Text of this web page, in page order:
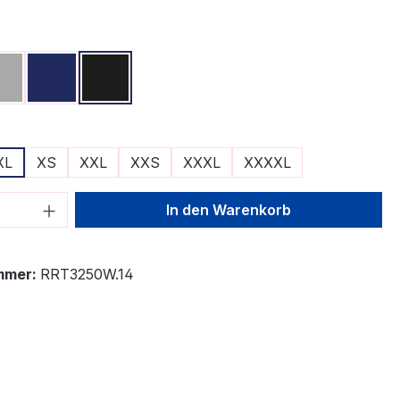
XS XXL XXS XXXL XXXXL
Anzahl: Gib den gewünschten Wert
In den Warenkorb
RRT3250W.14